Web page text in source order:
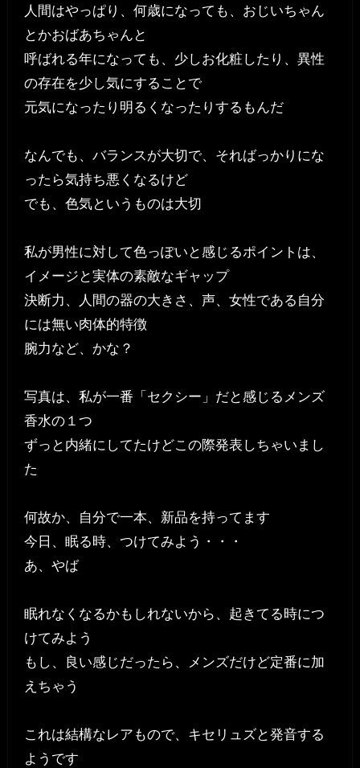
人間はやっぱり、何歳になっても、おじいちゃん
とかおばあちゃんと
呼ばれる年になっても、少しお化粧したり、異性
の存在を少し気にすることで
元気になったり明るくなったりするもんだ
なんでも、バランスが大切で、そればっかりにな
ったら気持ち悪くなるけど
でも、色気というものは大切
私が男性に対して色っぽいと感じるポイントは、
イメージと実体の素敵なギャップ
決断力、人間の器の大きさ、声、女性である自分
には無い肉体的特徴
腕力など、かな？
写真は、私が一番「セクシー」だと感じるメンズ
香水の１つ
ずっと内緒にしてたけどこの際発表しちゃいまし
た
何故か、自分で一本、新品を持ってます
今日、眠る時、つけてみよう・・・
あ、やば
眠れなくなるかもしれないから、起きてる時につ
けてみよう
もし、良い感じだったら、メンズだけど定番に加
えちゃう
これは結構なレアもので、キセリュズと発音する
ようです